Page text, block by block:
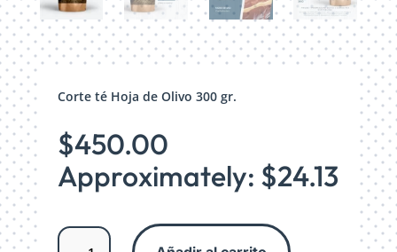
Corte té Hoja de Olivo 300 gr.
$450.00
Approximately: $24.13
Hoja